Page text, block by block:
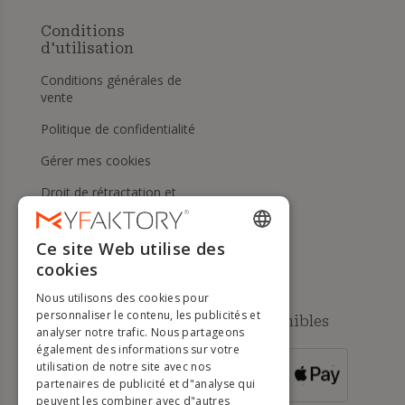
Conditions
d'utilisation
Conditions générales de
vente
Politique de confidentialité
Gérer mes cookies
Droit de rétractation et
retours
Aide
Méthodes de paiement disponibles
POUR LES
COMMANDES
SUPÉRIEURES À
ENGLISH
DUTCH
GERMAN
Ce site Web utilise des
cookies
Nous utilisons des cookies pour
personnaliser le contenu, les publicités et
analyser notre trafic. Nous partageons
également des informations sur votre
utilisation de notre site avec nos
partenaires de publicité et d"analyse qui
peuvent les combiner avec d"autres